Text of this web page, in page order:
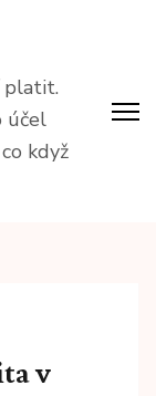
platit.
účel
když
v